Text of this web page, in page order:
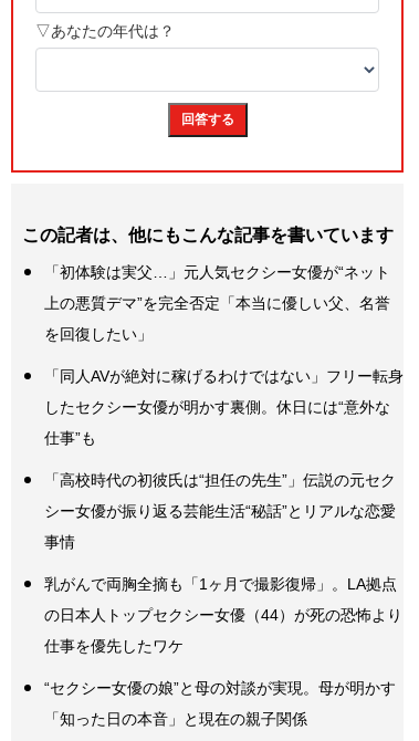
この記者は、他にもこんな記事を書いています
「初体験は実父…」元人気セクシー女優が“ネット
上の悪質デマ”を完全否定「本当に優しい父、名誉
を回復したい」
「同人AVが絶対に稼げるわけではない」フリー転身
したセクシー女優が明かす裏側。休日には“意外な
仕事”も
「高校時代の初彼氏は“担任の先生”」伝説の元セク
シー女優が振り返る芸能生活“秘話”とリアルな恋愛
事情
乳がんで両胸全摘も「1ヶ月で撮影復帰」。LA拠点
の日本人トップセクシー女優（44）が死の恐怖より
仕事を優先したワケ
“セクシー女優の娘”と母の対談が実現。母が明かす
「知った日の本音」と現在の親子関係